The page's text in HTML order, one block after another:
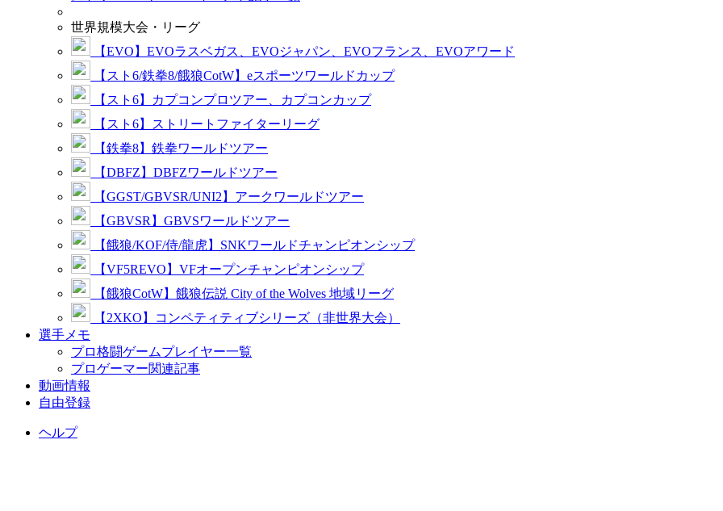
世界規模大会・リーグ
【EVO】EVOラスベガス、EVOジャパン、EVOフランス、EVOアワード
【スト6/鉄拳8/餓狼CotW】eスポーツワールドカップ
【スト6】カプコンプロツアー、カプコンカップ
【スト6】ストリートファイターリーグ
【鉄拳8】鉄拳ワールドツアー
【DBFZ】DBFZワールドツアー
【GGST/GBVSR/UNI2】アークワールドツアー
【GBVSR】GBVSワールドツアー
【餓狼/KOF/侍/龍虎】SNKワールドチャンピオンシップ
【VF5REVO】VFオープンチャンピオンシップ
【餓狼CotW】餓狼伝説 City of the Wolves 地域リーグ
【2XKO】コンペティティブシリーズ（非世界大会）
選手メモ
プロ格闘ゲームプレイヤー一覧
プロゲーマー関連記事
動画情報
自由登録
ヘルプ